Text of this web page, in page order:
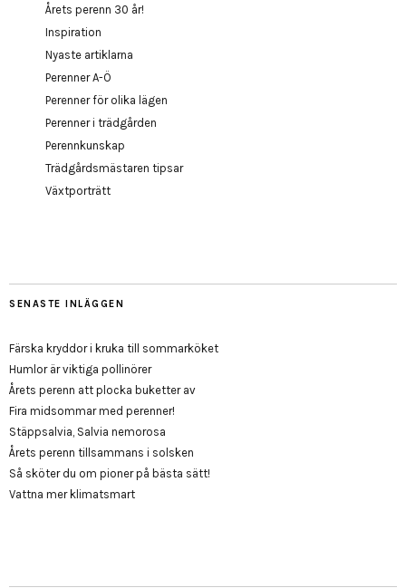
Årets perenn 30 år!
Inspiration
Nyaste artiklarna
Perenner A-Ö
Perenner för olika lägen
Perenner i trädgården
Perennkunskap
Trädgårdsmästaren tipsar
Växtporträtt
SENASTE INLÄGGEN
Färska kryddor i kruka till sommarköket
Humlor är viktiga pollinörer
Årets perenn att plocka buketter av
Fira midsommar med perenner!
Stäppsalvia, Salvia nemorosa
Årets perenn tillsammans i solsken
Så sköter du om pioner på bästa sätt!
Vattna mer klimatsmart